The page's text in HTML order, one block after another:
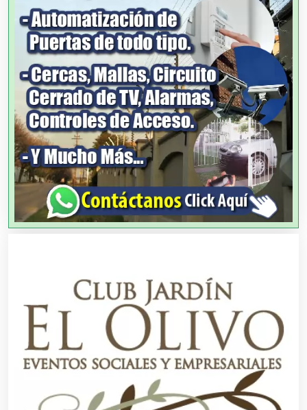
Artículos Importados
Artículos para el Hogar
Artículos para Regalos
Artículos Personales
Artículos Publicitarios
Asesores Técnicos
Asesoría Fiscal
Asilos